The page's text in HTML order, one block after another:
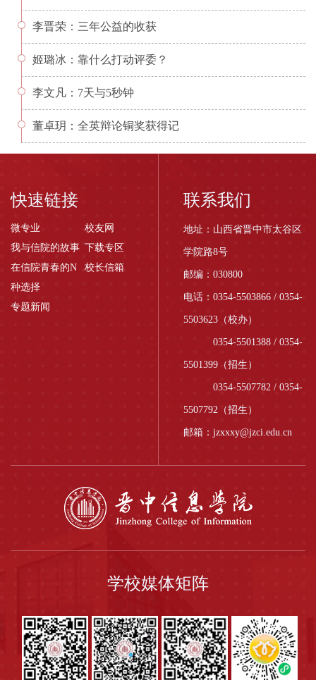
李晋荣：三年公益的收获
姬璐冰：靠什么打动评委？
李文凡：7天与5秒钟
董卓玥：全英辩论铜奖获得记
快速链接
微专业
校友网
我与信院的故事 下载专区
在信院青春的N
种选择
校长信箱
专题新闻
联系我们
地址：山西省晋中市太谷区
学院路8号
邮编：030800
电话：0354-5503866 / 0354-
5503623（校办）
0354-5501388 / 0354-
5501399（招生）
0354-5507782 / 0354-
5507792（招生）
邮箱：jzxxxy@jzci.edu.cn
学校媒体矩阵